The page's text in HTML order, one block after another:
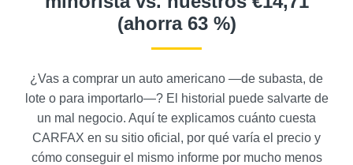
IAAI Manheim
IAAI
IAAI
(ahorra 63 %)
¿Vas a comprar un auto americano —de subasta, de
lote o para importarlo—? El historial puede salvarte de
un mal negocio. Aquí te explicamos cuánto cuesta
CARFAX en su sitio oficial, por qué varía el precio y
cómo conseguir el mismo informe por mucho menos